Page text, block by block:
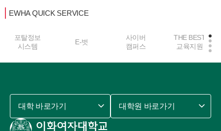
EWHA QUICK SERVICE
포탈정보
시스템
E-벗
사이버
캠퍼스
THE BEST
교육지원
대학 바로가기 대학원 바로가기